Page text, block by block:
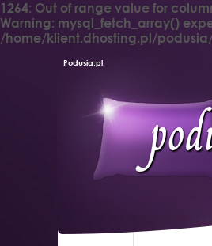
1264: Out of range value for
Warning: mysql_fetch_array()
/home/klient.dhosting.pl/
Podusia.pl